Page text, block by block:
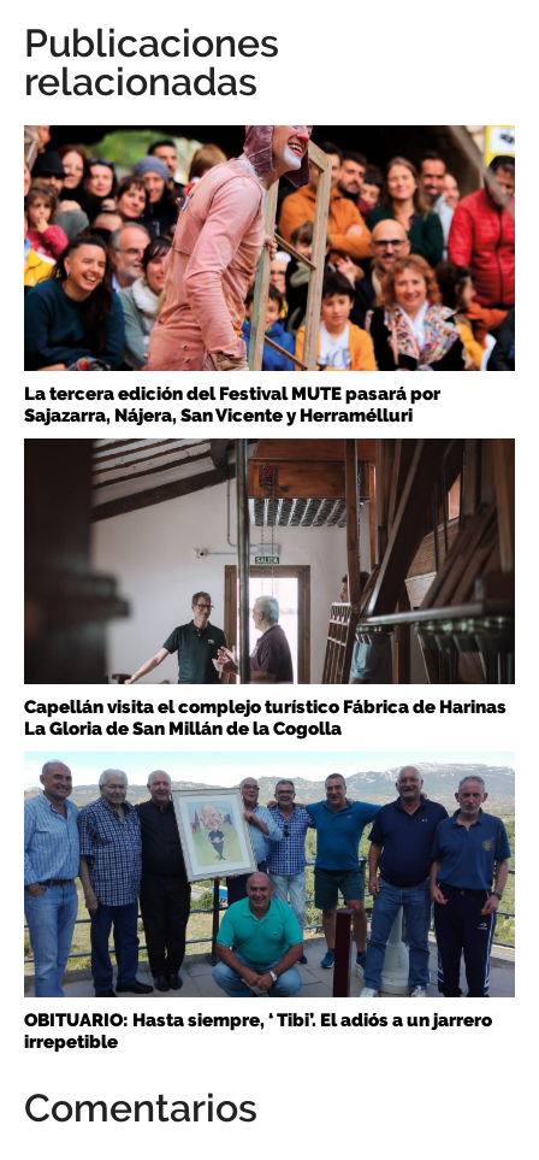
Publicaciones
relacionadas
La tercera edición del Festival MUTE pasará por
Sajazarra, Nájera, San Vicente y Herramélluri
Capellán visita el complejo turístico Fábrica de Harinas
La Gloria de San Millán de la Cogolla
OBITUARIO: Hasta siempre, ‘ Tibi’. El adiós a un jarrero
irrepetible
Comentarios